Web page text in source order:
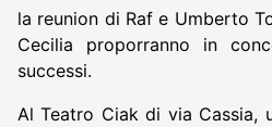
la reunion di Raf e Umberto
Cecilia proporranno in
successi.
Al Teatro Ciak di via Cassia,